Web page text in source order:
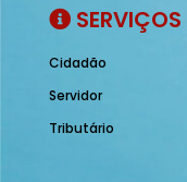
SERVIÇOS
Cidadão
Servidor
Tributário